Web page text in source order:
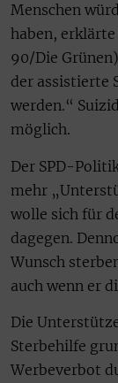
Menschen
haben,
90/Die
der assistierte
werden.“
möglich.
Der SPD-
mehr
wolle sich für
dagegen.
Wunsch
auch wenn er
Die
Sterbehilfe
Werbeverbot